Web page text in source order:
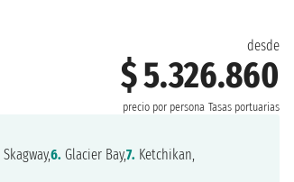
desde
$ 5.326.860
precio por persona Tasas portuarias
Skagway,6. Glacier Bay,7. Ketchikan,